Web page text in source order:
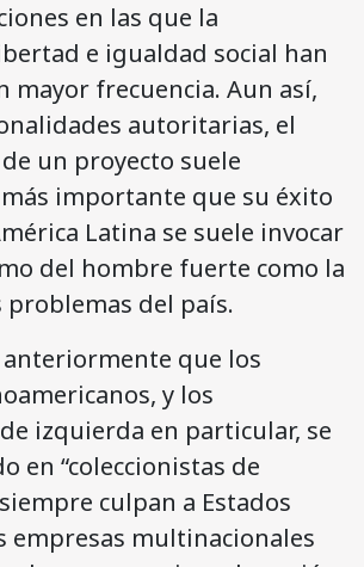
en las que la
e igualdad social han
mayor frecuencia. Aun así,
autoritarias, el
un proyecto suele
importante que su éxito
Latina se suele invocar
del hombre fuerte como la
problemas del país.
que los
y los
izquierda en particular, se
en “coleccionistas de
culpan a Estados
empresas multinacionales